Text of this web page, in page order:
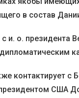
в состав
и. о. президента
контактирует
США